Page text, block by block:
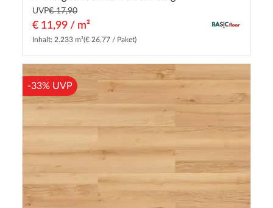
UVP€ 17,90
€ 11,99 / m²
Inhalt: 2.233 m²(€ 26,77 / Paket)
-33% UVP